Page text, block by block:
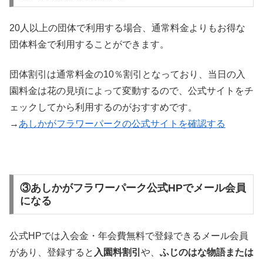
20人以上の団体で利用する場合、通常料金よりもお得な
団体料金で利用することができます。
団体割引は通常料金の10％割引となっており、当日の入
園料金は花の見頃によって変動するので、公式サイトをチ
ェックしてから利用するのがおすすめです。
→ あしかがフラワーパークの公式サイトを確認する
③あしかがフラワーパーク公式HPでメール会員
になる
公式HPでは入会金・年会費無料で登録できるメール会員
があり、登録すると 入園料割引 や、 ふじのはな物語または